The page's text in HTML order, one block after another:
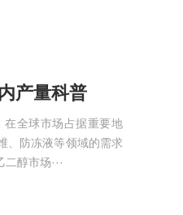
产量科普
全球市场占据重要地
、防冻液等领域的需求
醇市场···